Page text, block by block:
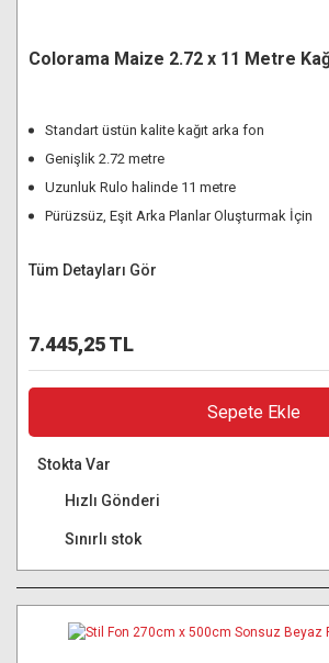
Colorama Maize 2.72 x 11 Metre
Standart üstün kalite kağıt arka fon
Genişlik 2.72 metre
Uzunluk Rulo halinde 11 metre
Pürüzsüz, Eşit Arka Planlar Oluşturmak İçin
Tüm Detayları Gör
7.445,25 TL
Sepete Ekle
Stokta Var
Hızlı Gönderi
Sınırlı stok